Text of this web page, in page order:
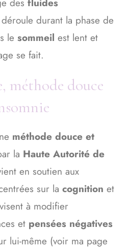
des fluides
durant la phase de
le sommeil est lent et
se fait.
méthode douce
méthode douce et
la Haute Autorité de
en soutien aux
sur la cognition et
à modifier
et pensées négatives
lui-même (voir ma page